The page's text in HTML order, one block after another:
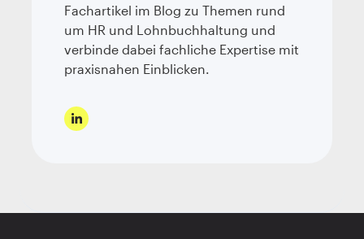
Fachartikel im Blog zu Themen rund
um HR und Lohnbuchhaltung und
verbinde dabei fachliche Expertise mit
praxisnahen Einblicken.